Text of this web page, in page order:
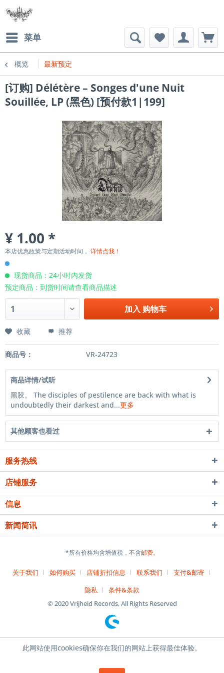
菜单
概览 最新预定
[订购] Délétère – Songes d'une Nuit
Souillée, LP (黑色) [预付款1|199]
¥ 1.00 *
本店优惠政策与定期活动时间， 详情点我！
现货商品：24小时内发货
预定商品：到货时间请查看商品描述
加入 购物车
收藏 推荐
商品号： VR-24723
商品详情/试听
黑胶。 The disciples of pestilence are back with what is
undoubtedly their darkest and...更多
其他顾客也看过
服务热线
店铺服务
信息
新闻简讯
*所有价格均含增值税，不含邮费。
关于我们 如何购买 店铺折扣信息 联系我们
支付&邮寄
隐私
条件&条款
© 2020 Vrijheid Records, All Rights Reserved
此网站使用cookies确保你在我们的网站上获得最佳体验。